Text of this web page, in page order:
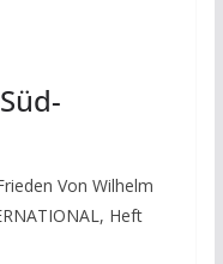
Von Wilhelm
Heft